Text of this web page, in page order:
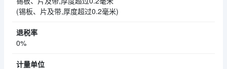
(锡板、片及带,厚度超过0.2毫米)
0%